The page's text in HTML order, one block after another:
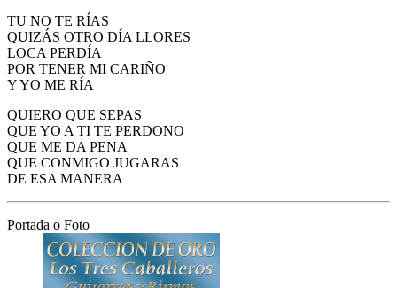
TU NO TE RÍAS
QUIZÁS OTRO DÍA LLORES
LOCA PERDÍA
POR TENER MI CARIÑO
Y YO ME RÍA
QUIERO QUE SEPAS
QUE YO A TI TE PERDONO
QUE ME DA PENA
QUE CONMIGO JUGARAS
DE ESA MANERA
Portada o Foto